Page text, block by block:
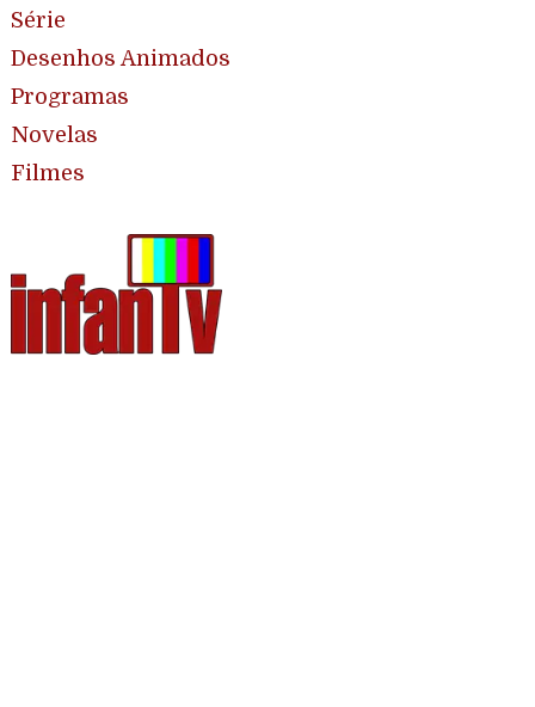
Série
Desenhos Animados
Programas
Novelas
Filmes